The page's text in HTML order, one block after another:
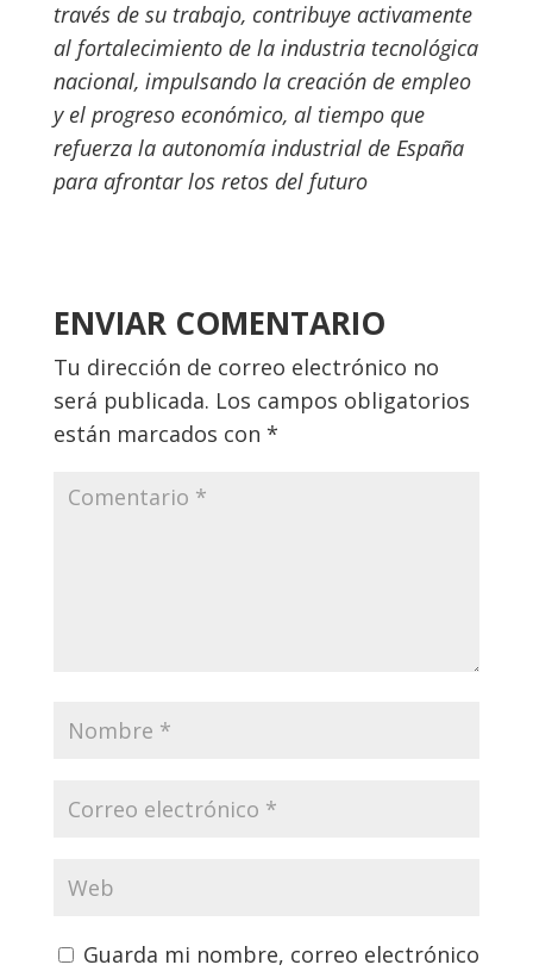
través de su trabajo, contribuye activamente
al fortalecimiento de la industria tecnológica
nacional, impulsando la creación de empleo
y el progreso económico, al tiempo que
refuerza la autonomía industrial de España
para afrontar los retos del futuro
ENVIAR COMENTARIO
Tu dirección de correo electrónico no
será publicada. Los campos obligatorios
están marcados con *
Guarda mi nombre, correo electrónico